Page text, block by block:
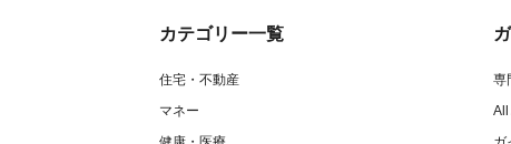
カテゴリー一覧
住宅・不動産
マネー
専
All